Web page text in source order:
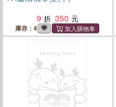
9
350
庫存：4